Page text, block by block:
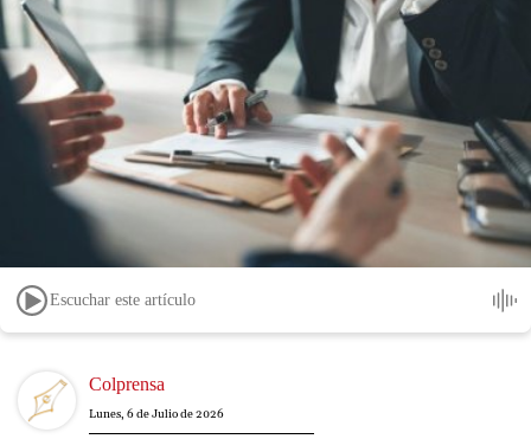
Escuchar este artículo
Image Colprensa
Lunes, 6 de Julio de 2026